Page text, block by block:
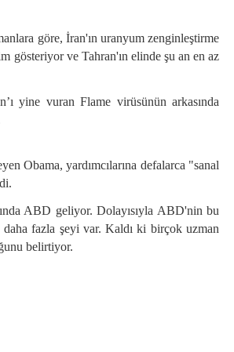
göre, İran'ın uranyum zenginleştirme
gösteriyor ve Tahran'ın elinde şu an en az
’ı yine vuran Flame virüsünün arkasında
Obama, yardımcılarına defalarca "sanal
ABD geliyor. Dolayısıyla ABD'nin bu
daha fazla şeyi var. Kaldı ki birçok uzman
belirtiyor.